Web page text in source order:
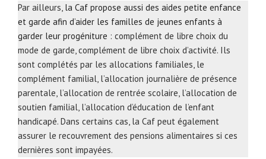
Par ailleurs, la Caf propose aussi des aides petite enfance
et garde afin d’aider les familles de jeunes enfants à
garder leur progéniture : complément de libre choix du
mode de garde, complément de libre choix d’activité. Ils
sont complétés par les allocations familiales, le
complément familial, l’allocation journalière de présence
parentale, l’allocation de rentrée scolaire, l’allocation de
soutien familial, l’allocation d’éducation de l’enfant
handicapé. Dans certains cas, la Caf peut également
assurer le recouvrement des pensions alimentaires si ces
dernières sont impayées.